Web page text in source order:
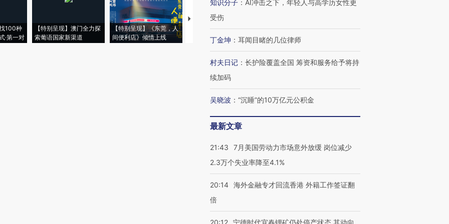
100种
·第一对
【特别呈现】澳门全力探
索葡语国家新渠道
【特别呈现】《东莞，人
间便利店》倾情上线
【推广】走进第四届链博
会，让数智科技“链”接产
【特别呈现】寻找100种
有意思的生活方式·第三对
CFO：不靠规模取胜，华
知识分子 ： AI冲击之下，年轻人与高学历女性更
受伤
丁金坤 ： 耳闻目睹的几位律师
村夫日记 ： 长护险覆盖全国 筹资和服务给予将持
续加码
吴晓波 ： “沉睡”的10万亿元公积金
最新文章
21:43
7月美国劳动力市场意外放缓 岗位减少
2.3万个失业率降至4.1%
20:14 海外金融专才回流香港 外籍工作签证翻
倍
20:12 宁德时代宜春锂矿仍处停产状态 其动向